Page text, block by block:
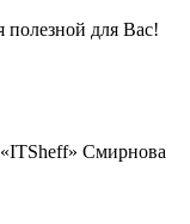
полезной для Вас!
«ITSheff» Смирнова